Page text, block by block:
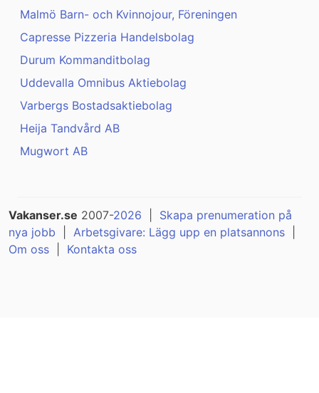
Malmö Barn- och Kvinnojour, Föreningen
Capresse Pizzeria Handelsbolag
Durum Kommanditbolag
Uddevalla Omnibus Aktiebolag
Varbergs Bostadsaktiebolag
Heija Tandvård AB
Mugwort AB
Vakanser.se 2007-2026
Skapa prenumeration på
nya jobb
Arbetsgivare: Lägg upp en platsannons
Om oss
Kontakta oss